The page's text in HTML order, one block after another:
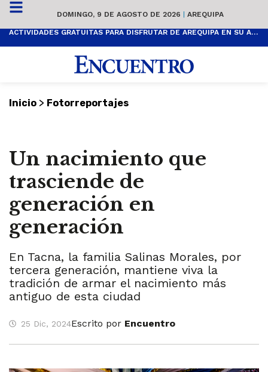
DOMINGO, 9 DE AGOSTO DE 2026 | AREQUIPA
ACTIVIDADES GRATUITAS PARA DISFRUTAR DE AREQUIPA EN SU ANIVERSARIO
Inicio > Fotorreportajes
Un nacimiento que
trasciende de
generación en
generación
En Tacna, la familia Salinas Morales, por
tercera generación, mantiene viva la
tradición de armar el nacimiento más
antiguo de esta ciudad
25 Dic, 2024Escrito por Encuentro